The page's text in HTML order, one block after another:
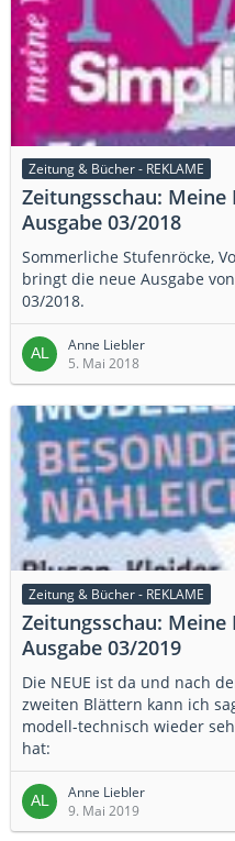
Zeitung & Bücher - REKLAME
Zeitungsschau:
Ausgabe 03/2018
Sommerliche Stufenröcke,
bringt die neue Ausgabe
03/2018.
Anne Liebler
5. Mai 2018
Zeitung & Bücher - REKLAME
Zeitungsschau:
Ausgabe 03/2019
Die NEUE ist da und nach
zweiten Blättern kann ich
modell-technisch wieder
hat:
Anne Liebler
9. Mai 2019